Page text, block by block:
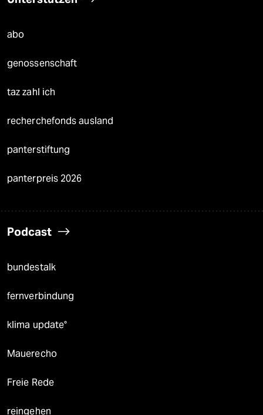
abo
genossenschaft
taz zahl ich
recherchefonds ausland
panterstiftung
panterpreis 2026
Podcast
bundestalk
fernverbindung
klima update°
Mauerecho
Freie Rede
reingehen